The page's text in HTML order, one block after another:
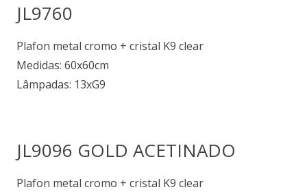
JL9760
Plafon metal cromo + cristal K9 clear
Medidas: 60x60cm
Lâmpadas: 13xG9
JL9096 GOLD ACETINADO
Plafon metal cromo + cristal K9 clear